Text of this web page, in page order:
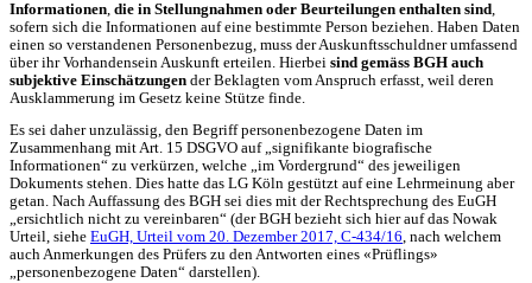
Informationen die in Stellungnahmen oder Beurteilungen enthalten sind
sofern sich die Informationen auf eine bestimmte Person beziehen. Haben Daten
einen so verstandenen Personenbezug, muss der Auskunftsschuldner umfassend
über ihr Vorhandensein Auskunft erteilen. Hierbei sind gemäss BGH auch
subjektive Einschätzungen der Beklagten vom Anspruch erfasst, weil deren
Ausklammerung im Gesetz keine Stütze finde.
Es sei daher unzulässig, den Begriff personenbezogene Daten im
Zusammenhang mit Art. 15 DSGVO auf „signifikante biografische
Informationen“ zu verkürzen, welche „im Vordergrund“ des jeweiligen
Dokuments stehen. Dies hatte das LG Köln gestützt auf eine Lehrmeinung aber
getan. Nach Auffassung des BGH sei dies mit der Rechtsprechung des EuGH
„ersichtlich nicht zu vereinbaren“ (der BGH bezieht sich hier auf das Nowak
Urteil, siehe EuGH, Urteil vom 20. Dezember 2017, C-434/16, nach welchem
auch Anmerkungen des Prüfers zu den Antworten eines «Prüflings»
„personenbezogene Daten“ darstellen).